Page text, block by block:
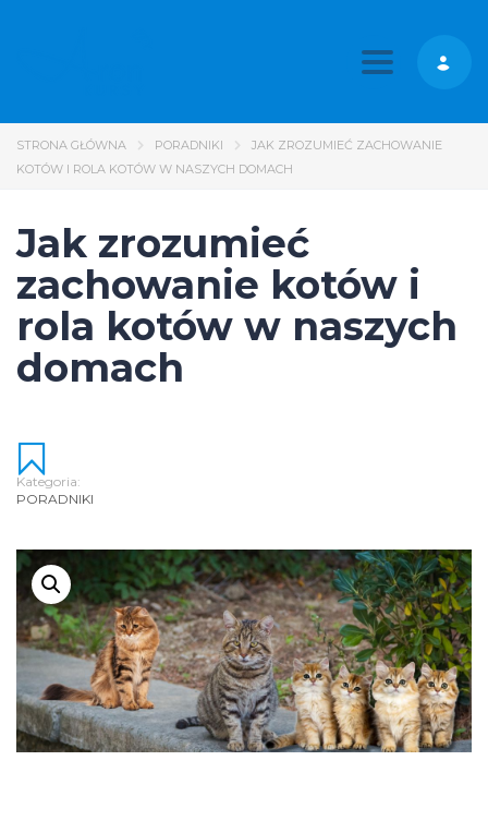
Toggle
STRONA GŁÓWNA PORADNIKI
JAK ZROZUMIEĆ ZACHOWANIE
KOTÓW I ROLA KOTÓW W NASZYCH DOMACH
Jak zrozumieć
zachowanie kotów i
rola kotów w naszych
domach
Kategoria:
PORADNIKI